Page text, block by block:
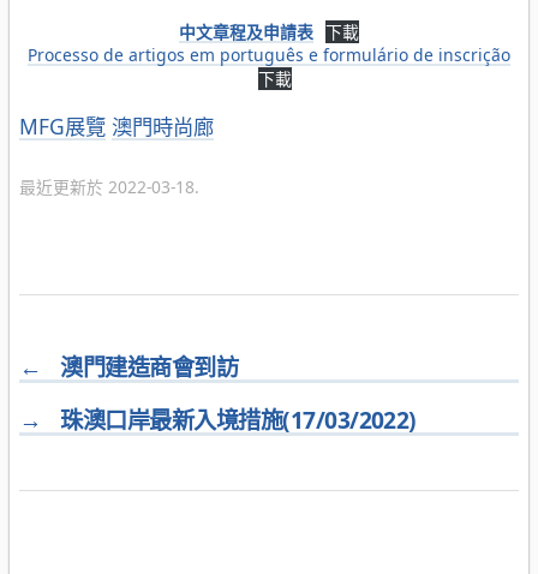
中文章程及申請表 下載
Processo de artigos em português e formulário de inscrição
下載
分
MFG展覽 澳門時尚廊
最近更新於 2022-03-18.
←
澳門建造商會到訪
→
珠澳口岸最新入境措施(17/03/2022)